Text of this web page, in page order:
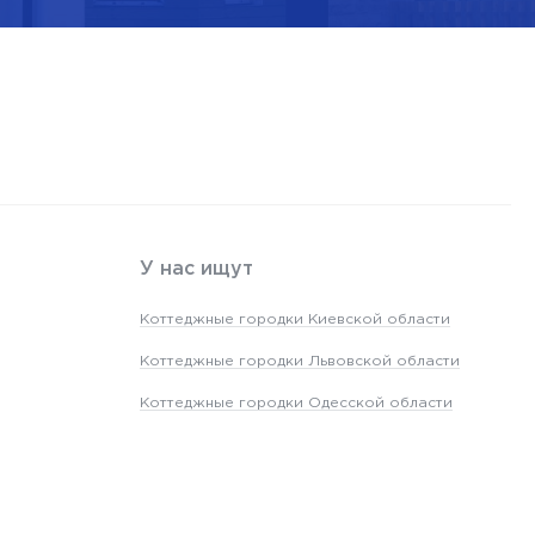
У нас ищут
Коттеджные городки Киевской области
Коттеджные городки Львовской области
Коттеджные городки Одесской области